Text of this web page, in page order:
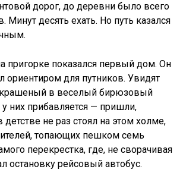
дорог, до деревни было всего
Минут десять ехать. Но путь казался
пригорке показался первый дом. Он
ориентиром для путников. Увидят
в веселый бирюзовый
у них прибавляется — пришли,
не раз стоял на этом холме,
топающих пешком семь
перекрестка, где, не сворачивая
остановку рейсовый автобус.